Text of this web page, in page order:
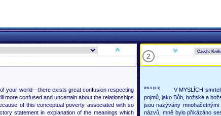
your world—there exists great confusion respecting
more confused and uncertain about the relationships
of this conceptual poverty associated with so
statement in explanation of the meanings which
2
0:0.1 (1.1)
V MYSLÍCH
pojmů, jako Bůh, božské a
jsou nazývány
názvů, mně bylo přikázáno